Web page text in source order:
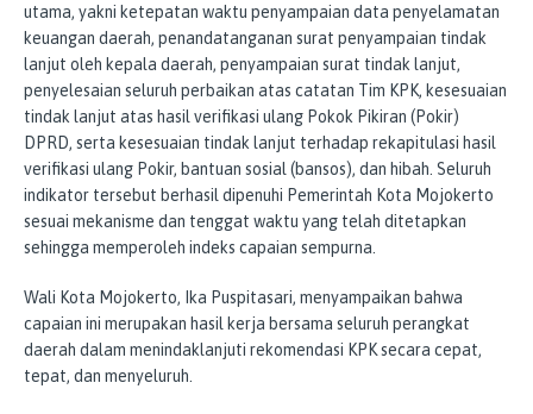
utama, yakni ketepatan waktu penyampaian data penyelamatan
keuangan daerah, penandatanganan surat penyampaian tindak
lanjut oleh kepala daerah, penyampaian surat tindak lanjut,
penyelesaian seluruh perbaikan atas catatan Tim KPK, kesesuaian
tindak lanjut atas hasil verifikasi ulang Pokok Pikiran (Pokir)
DPRD, serta kesesuaian tindak lanjut terhadap rekapitulasi hasil
verifikasi ulang Pokir, bantuan sosial (bansos), dan hibah. Seluruh
indikator tersebut berhasil dipenuhi Pemerintah Kota Mojokerto
sesuai mekanisme dan tenggat waktu yang telah ditetapkan
sehingga memperoleh indeks capaian sempurna.
Wali Kota Mojokerto, Ika Puspitasari, menyampaikan bahwa
capaian ini merupakan hasil kerja bersama seluruh perangkat
daerah dalam menindaklanjuti rekomendasi KPK secara cepat,
tepat, dan menyeluruh.